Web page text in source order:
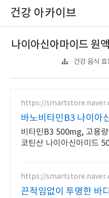
건강 아카이브
나이아신아마이드 원
건강 음식 효
https://
바노비타민B3 나이아
비타민B3 500mg, 고용량 미국산 니
코틴산 나이아신아미드
https://
끈적임없이 투명한 바